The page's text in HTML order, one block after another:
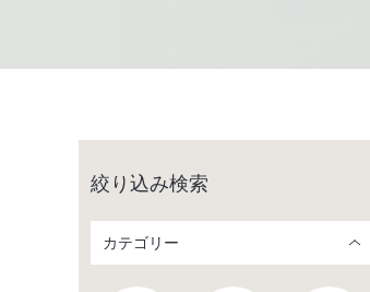
絞り込み検索
カテゴリー